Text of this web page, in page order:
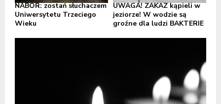
NABÓR: zostań słuchaczem
Uniwersytetu Trzeciego
Wieku
UWAGA! ZAKAZ kąpieli w
jeziorze! W wodzie są
groźne dla ludzi BAKTERIE